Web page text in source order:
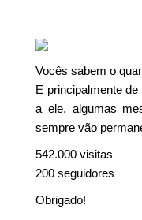
Vocês sabem o
E principalmente
a ele, algumas
sempre vão
542.000 visitas
200 seguidores
Obrigado!